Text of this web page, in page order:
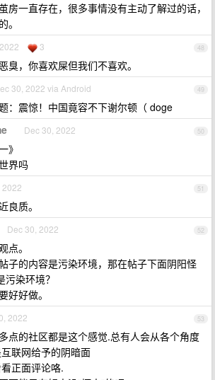
房一直存在，很多事情没有主动了解过的话，
。
48
3
臭，你喜欢屎但我们不喜欢。
49
30, 2022 via Android
：震惊！中国竟容不下谢尔顿（ doge
50
Dec 30, 2022
》
界吗
51
2022
良质。
52
Dec 30, 2022
点。
子的内容是污染环境，那在帖子下面阴阳怪
污染环境？
好好做。
53
2022
点的社区都是这个感觉.总有人会从各个角度
联网给予的阴暗面
正面评论咯.